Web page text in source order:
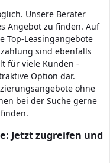
Unsere Berater
Angebot zu finden. Auf
Top-Leasingangebote
sind ebenfalls
für viele Kunden -
Option dar.
ohne
bei der Suche gerne
Jetzt zugreifen und